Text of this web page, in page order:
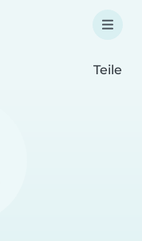
Teile